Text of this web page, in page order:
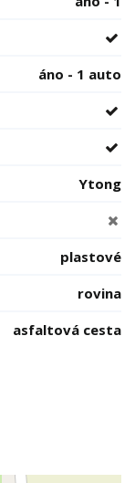
áno - 1 auto
Ytong
plastové
rovina
asfaltová cesta